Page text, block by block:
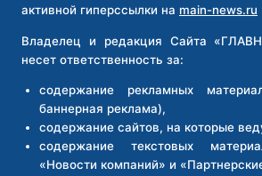
активной гиперссылки на main-news.ru
Владелец и редакция Сайта
несет ответственность за:
содержание рекламных
баннерная реклама),
содержание сайтов, на которые
содержание текстовых
«Новости компаний» и